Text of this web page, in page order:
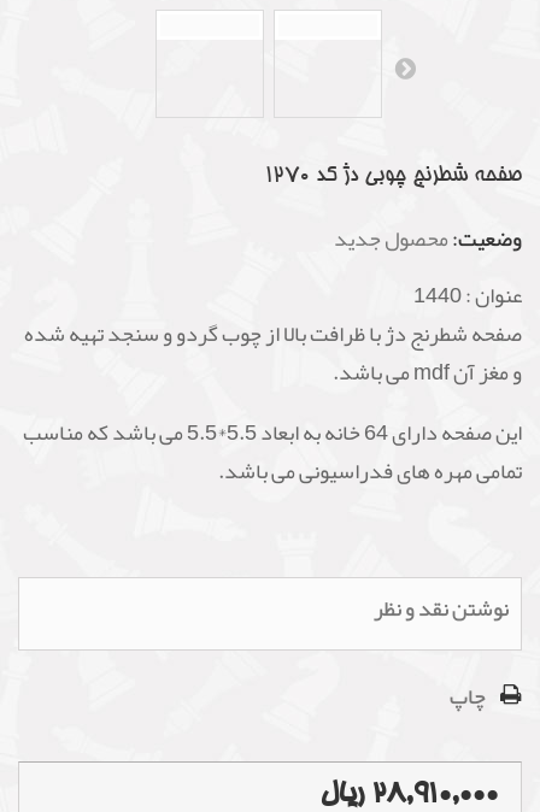
صفحه شطرنج چوبی دژ کد 1270
وضعیت:محصول جدید
عنوان :1440
صفحه شطرنج دژ با ظرافت بالا از چوب گردو و سنجد تهیه شده
و مغز آن mdf می باشد.
این صفحه دارای 64 خانه به ابعاد 5.5*5.5 می باشد که مناسب
تمامی مهره های فدراسیونی می باشد.
نوشتن نقد و نظر
چاپ
28,910,000 ریال